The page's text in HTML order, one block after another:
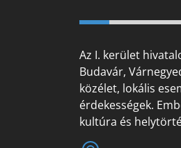
Az I. kerület
Budavár,
közélet, lokális
érdekességek.
kultúra és